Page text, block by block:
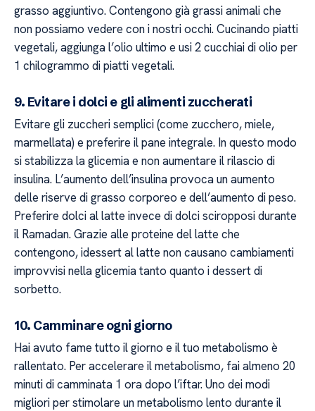
grasso aggiuntivo. Contengono già grassi animali che
non possiamo vedere con i nostri occhi. Cucinando piatti
vegetali, aggiunga l’olio ultimo e usi 2 cucchiai di olio per
1 chilogrammo di piatti vegetali.
9. Evitare i dolci e gli alimenti zuccherati
Evitare gli zuccheri semplici (come zucchero, miele,
marmellata) e preferire il pane integrale. In questo modo
si stabilizza la glicemia e non aumentare il rilascio di
insulina. L’aumento dell’insulina provoca un aumento
delle riserve di grasso corporeo e dell’aumento di peso.
Preferire dolci al latte invece di dolci sciropposi durante
il Ramadan. Grazie alle proteine del latte che
contengono, idessert al latte non causano cambiamenti
improvvisi nella glicemia tanto quanto i dessert di
sorbetto.
10. Camminare ogni giorno
Hai avuto fame tutto il giorno e il tuo metabolismo è
rallentato. Per accelerare il metabolismo, fai almeno 20
minuti di camminata 1 ora dopo l’iftar. Uno dei modi
migliori per stimolare un metabolismo lento durante il